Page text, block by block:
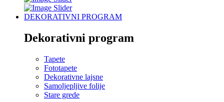
DEKORATIVNI PROGRAM
Dekorativni program
Tapete
Fototapete
Dekorativne lajsne
Samoljepljive folije
Stare grede